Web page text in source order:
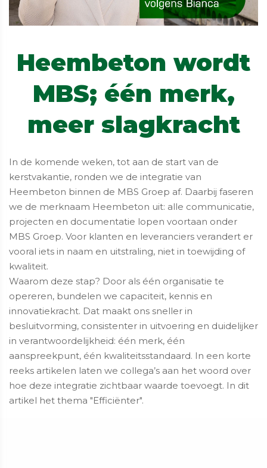
​​​​​​​Heembeton wordt
MBS; één merk,
meer slagkracht
In de komende weken, tot aan de start van de
kerstvakantie, ronden we de integratie van
Heembeton binnen de MBS Groep af. Daarbij faseren
we de merknaam Heembeton uit: alle communicatie,
projecten en documentatie lopen voortaan onder
MBS Groep. Voor klanten en leveranciers verandert er
vooral iets in naam en uitstraling, niet in toewijding of
kwaliteit.
Waarom deze stap? Door als één organisatie te
opereren, bundelen we capaciteit, kennis en
innovatiekracht. Dat maakt ons sneller in
besluitvorming, consistenter in uitvoering en duidelijker
in verantwoordelijkheid: één merk, één
aanspreekpunt, één kwaliteitsstandaard. In een korte
reeks artikelen laten we collega’s aan het woord over
hoe deze integratie zichtbaar waarde toevoegt. In dit
artikel het thema "Efficiënter".